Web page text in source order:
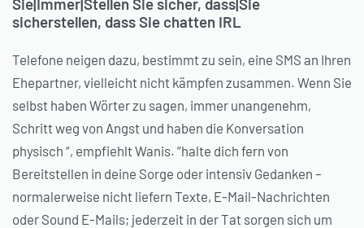
sicherstellen, dass Sie chatten IRL
Telefone neigen dazu, bestimmt zu sein, eine SMS an Ihren
Ehepartner, vielleicht nicht kämpfen zusammen. Wenn Sie
selbst haben Wörter zu sagen, immer unangenehm,
Schritt weg von Angst und haben die Konversation
physisch “, empfiehlt Wanis. “halte dich fern von
Bereitstellen in deine Sorge oder intensiv Gedanken –
normalerweise nicht liefern Texte, E-Mail-Nachrichten
oder Sound E-Mails; jederzeit in der Tat sorgen sich um